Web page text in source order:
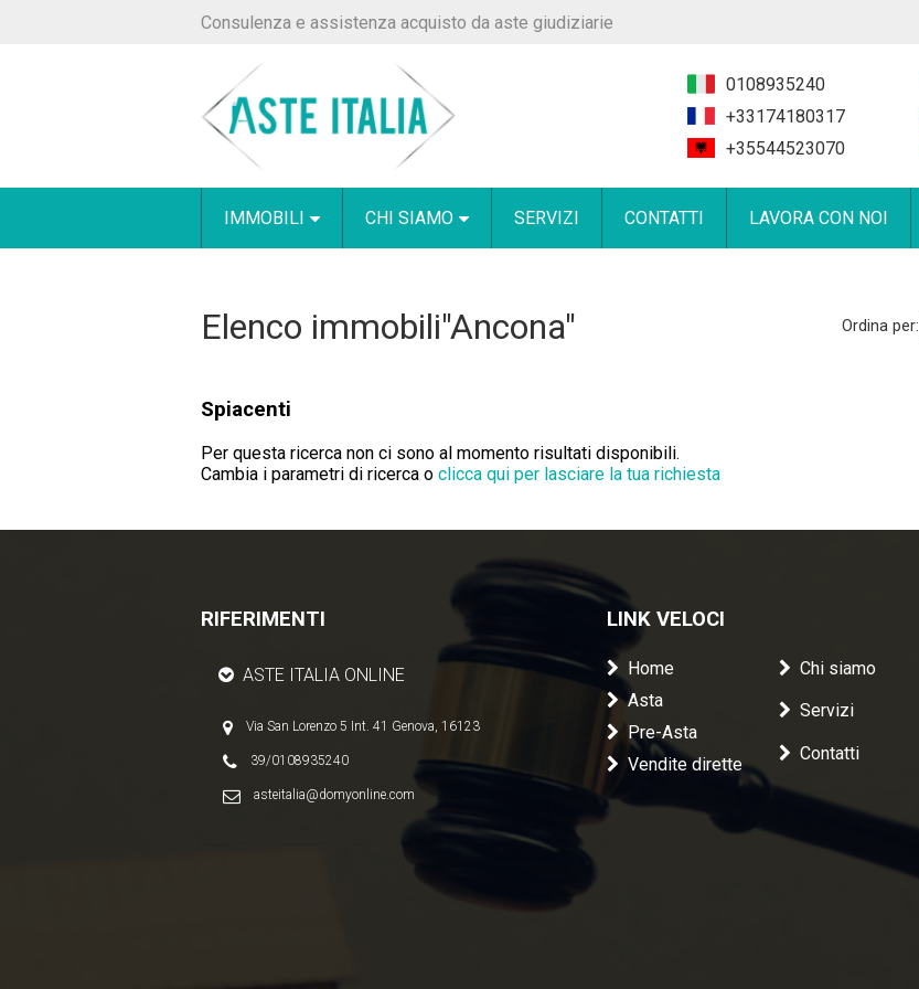
Consulenza e assistenza acquisto da aste giudiziarie
0108935240
+33174180317
+35544523070
IMMOBILI CHI SIAMO SERVIZI CONTATTI LAVORA CON NOI
Elenco immobili"Ancona" Ordina per:
Spiacenti
Per questa ricerca non ci sono al momento risultati disponibili.
Cambia i parametri di ricerca o clicca qui per lasciare la tua richiesta
RIFERIMENTI
ASTE ITALIA ONLINE
Via San Lorenzo 5 Int. 41 Genova, 16123
39/0108935240
asteitalia@domyonline.com
LINK VELOCI
Home
Asta
Pre-Asta
Vendite dirette
Chi siamo
Servizi
Contatti